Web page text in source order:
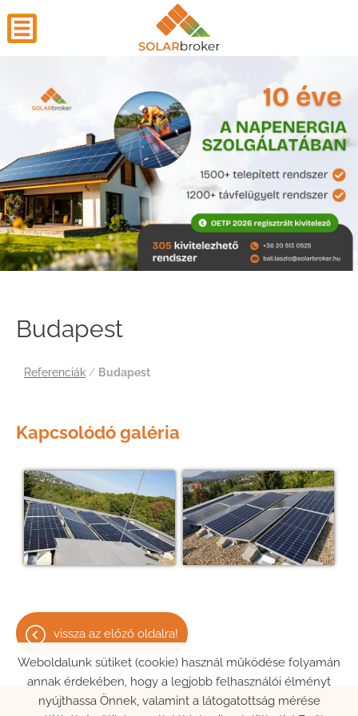
Budapest
Referenciák / Budapest
Kapcsolódó galéria
vissza az előző oldalra!
Weboldalunk sütiket (cookie) használ működése folyamán
annak érdekében, hogy a legjobb felhasználói élményt
nyújthassa Önnek, valamint a látogatottság mérése